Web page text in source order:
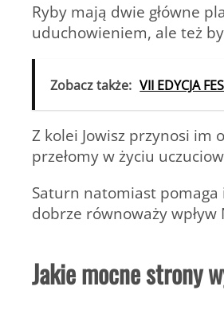
Ryby mają dwie główne
uduchowieniem, ale też
Zobacz także: VII EDYCJA
Z kolei Jowisz przynosi im
przełomy w życiu
Saturn natomiast
dobrze równoważy wpływ
Jakie mocne strony